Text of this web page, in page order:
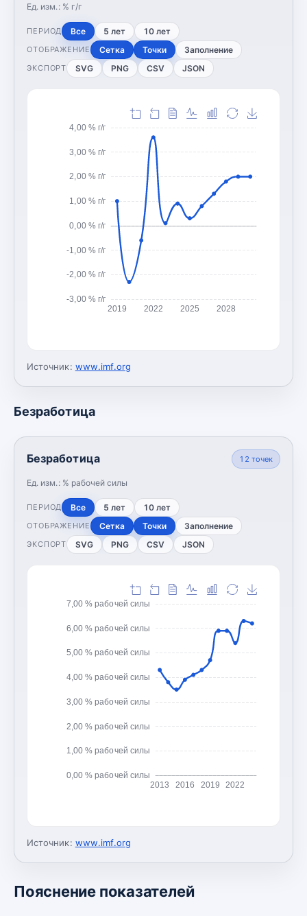
Ед. изм.: % г/г
ПЕРИОД Все 5 лет 10 лет
ОТОБРАЖЕНИЕ Сетка Точки Заполнение
ЭКСПОРТ SVG PNG CSV JSON
-3,00 % г/г
-2,00 % г/г
-1,00 % г/г
0,00 % г/г
1,00 % г/г
2,00 % г/г
3,00 % г/г
4,00 % г/г
2019 2022 2025 2028
Источник: www.imf.org
Безработица
Безработица
Ед. изм.: % рабочей силы
12 точек
ПЕРИОД Все 5 лет 10 лет
ОТОБРАЖЕНИЕ Сетка Точки Заполнение
ЭКСПОРТ SVG PNG CSV JSON
0,00 % рабочей силы
1,00 % рабочей силы
2,00 % рабочей силы
3,00 % рабочей силы
4,00 % рабочей силы
5,00 % рабочей силы
6,00 % рабочей силы
7,00 % рабочей силы
2013 2016 2019 2022
Источник: www.imf.org
Пояснение показателей